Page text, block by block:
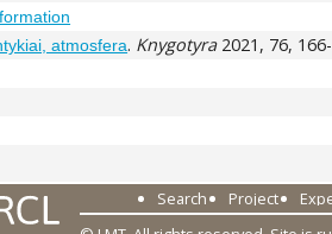
atmosfera. Knygotyra2021, 76,
Search Project